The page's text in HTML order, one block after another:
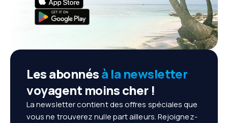
Les abonnésà la newsletter
voyagent moins cher !
La newsletter contient des offres spéciales que
vous ne trouverez nulle part ailleurs. Rejoignez-